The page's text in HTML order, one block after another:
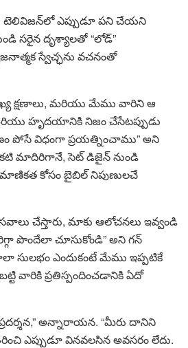
ఎప్పుడూ పని చేయని
సరైన దృశ్యాలతో “లోడ్”
స్వేచ్ఛను వచనంతో
క్షణాలు, మరియు మేము వారిని ఆ
హృదయానికి నిజం చేసేటప్పుడు
పోసే విధంగా ప్రయత్నించాము” అని
మాదిరిగానే, సెట్ డిజైన్ నుండి
కోసం బైబిల్ నిపుణులచే
చేస్తారు, మాకు ఆలోచనలు ఇవ్వండి
పొందేలా చూసుకోండి” అని గన్
సులభం ఎందుకంటే మేము ఇప్పటికే
వారికి ప్రతిస్పందించడానికి ఏదో
అన్నారాయన. “మీరు దానిని
ఎప్పుడూ వినవలసిన అవసరం లేదు.